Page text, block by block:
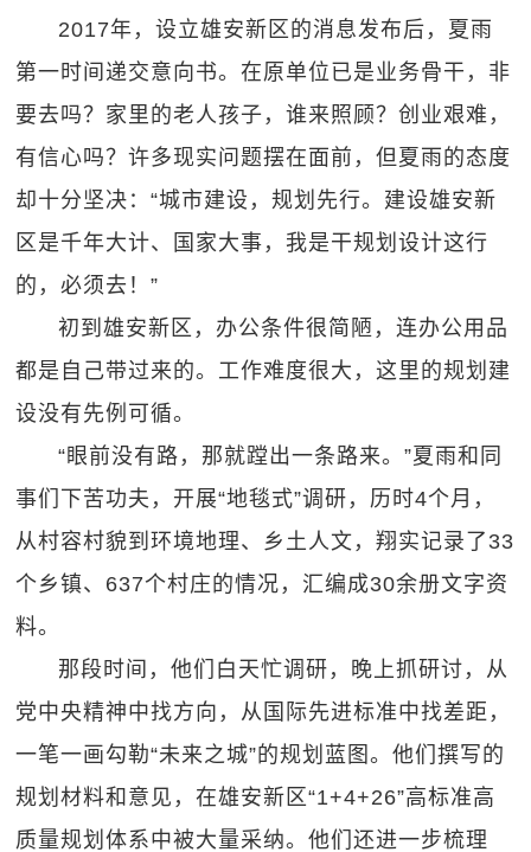
2017年，设立雄安新区的消息发布后，夏雨
第一时间递交意向书。在原单位已是业务骨干，非
要去吗？家里的老人孩子，谁来照顾？创业艰难，
有信心吗？许多现实问题摆在面前，但夏雨的态度
却十分坚决：“城市建设，规划先行。建设雄安新
区是千年大计、国家大事，我是干规划设计这行
的，必须去！”
初到雄安新区，办公条件很简陋，连办公用品
都是自己带过来的。工作难度很大，这里的规划建
设没有先例可循。
“眼前没有路，那就蹚出一条路来。”夏雨和同
事们下苦功夫，开展“地毯式”调研，历时4个月，
从村容村貌到环境地理、乡土人文，翔实记录了33
个乡镇、637个村庄的情况，汇编成30余册文字资
料。
那段时间，他们白天忙调研，晚上抓研讨，从
党中央精神中找方向，从国际先进标准中找差距，
一笔一画勾勒“未来之城”的规划蓝图。他们撰写的
规划材料和意见，在雄安新区“1+4+26”高标准高
质量规划体系中被大量采纳。他们还进一步梳理